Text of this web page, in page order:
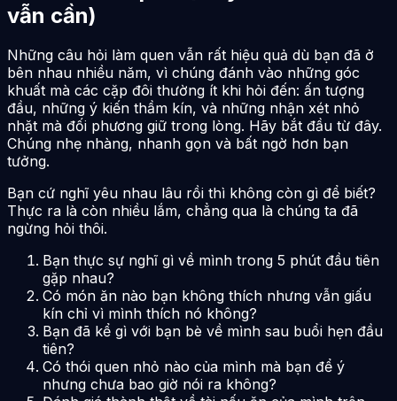
vẫn cần)
Những câu hỏi làm quen vẫn rất hiệu quả dù bạn đã ở
bên nhau nhiều năm, vì chúng đánh vào những góc
khuất mà các cặp đôi thường ít khi hỏi đến: ấn tượng
đầu, những ý kiến thầm kín, và những nhận xét nhỏ
nhặt mà đối phương giữ trong lòng. Hãy bắt đầu từ đây.
Chúng nhẹ nhàng, nhanh gọn và bất ngờ hơn bạn
tưởng.
Bạn cứ nghĩ yêu nhau lâu rồi thì không còn gì để biết?
Thực ra là còn nhiều lắm, chẳng qua là chúng ta đã
ngừng hỏi thôi.
Bạn thực sự nghĩ gì về mình trong 5 phút đầu tiên
gặp nhau?
Có món ăn nào bạn không thích nhưng vẫn giấu
kín chỉ vì mình thích nó không?
Bạn đã kể gì với bạn bè về mình sau buổi hẹn đầu
tiên?
Có thói quen nhỏ nào của mình mà bạn để ý
nhưng chưa bao giờ nói ra không?